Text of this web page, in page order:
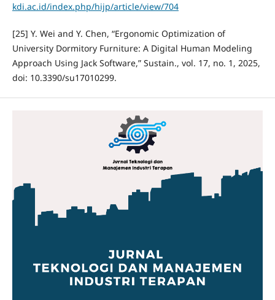
kdi.ac.id/index.php/hijp/article/view/704
[25] Y. Wei and Y. Chen, “Ergonomic Optimization of
University Dormitory Furniture: A Digital Human Modeling
Approach Using Jack Software,” Sustain., vol. 17, no. 1, 2025,
doi: 10.3390/su17010299.